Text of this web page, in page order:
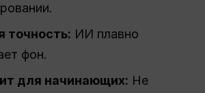
точность: ИИ плавно
фон.
для начинающих: Не